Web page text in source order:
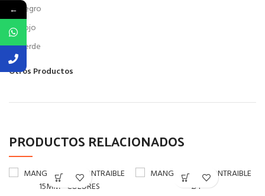
Negro
Rojo
Verde
Otros Productos
PRODUCTOS RELACIONADOS
←